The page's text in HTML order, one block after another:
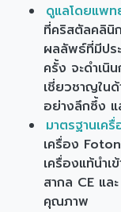
ดูแลโดยแพท
ที่คริสตัลคลินิ
ผลลัพธ์ที่มีปร
ครั้ง จะดำเนิ
เชี่ยวชาญในด้
อย่างลึกซึ้ง แ
มาตรฐานเค
เครื่อง
เครื่องแท้นำเ
สากล CE แล
คุณภาพ